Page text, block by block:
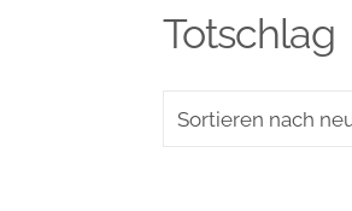
Totschlag
Sortieren nach